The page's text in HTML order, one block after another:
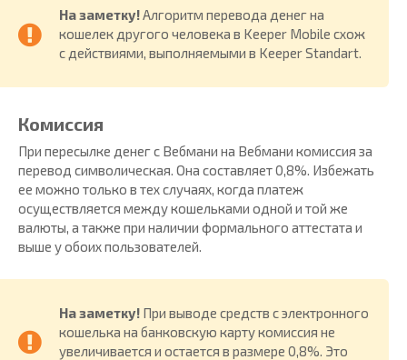
На заметку!Алгоритм перевода денег на
кошелек другого человека в Keeper Mobile схож
с действиями, выполняемыми в Keeper Standart.
Комиссия
При пересылке денег с Вебмани на Вебмани комиссия за
перевод символическая. Она составляет 0,8%. Избежать
ее можно только в тех случаях, когда платеж
осуществляется между кошельками одной и той же
валюты, а также при наличии формального аттестата и
выше у обоих пользователей.
На заметку! При выводе средств с электронного
кошелька на банковскую карту комиссия не
увеличивается и остается в размере 0,8%. Это